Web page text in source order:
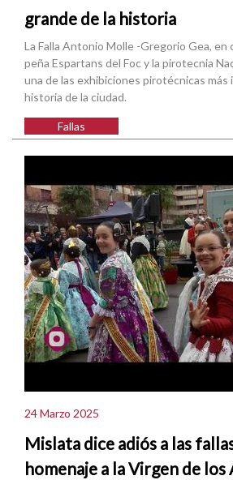
grande de la historia
La Falla Antonio Molle -Gregorio Gea, en
peña Espartans del Foc y la pirotecnia
una de las exhibiciones pirotécnicas más
historia de la ciudad.
Fallas
24 Marzo 2025
Mislata dice adiós a las
homenaje a la Virgen de los